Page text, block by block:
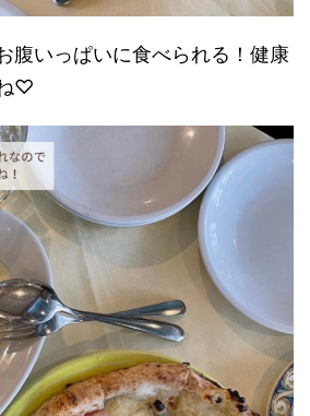
腹いっぱいに食べられる！健康
♡